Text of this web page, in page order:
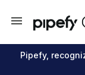
Pipefy,